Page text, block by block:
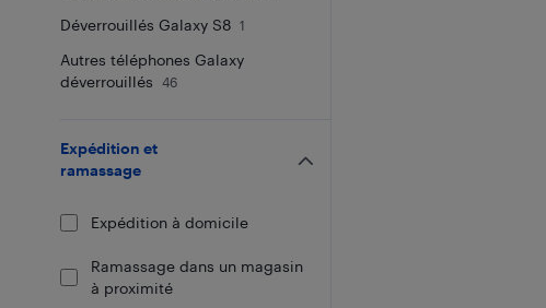
Déverrouillés Galaxy S8 1
Autres téléphones Galaxy
déverrouillés
46
Expédition et
ramassage
Expédition à domicile
Ramassage dans un magasin
à proximité